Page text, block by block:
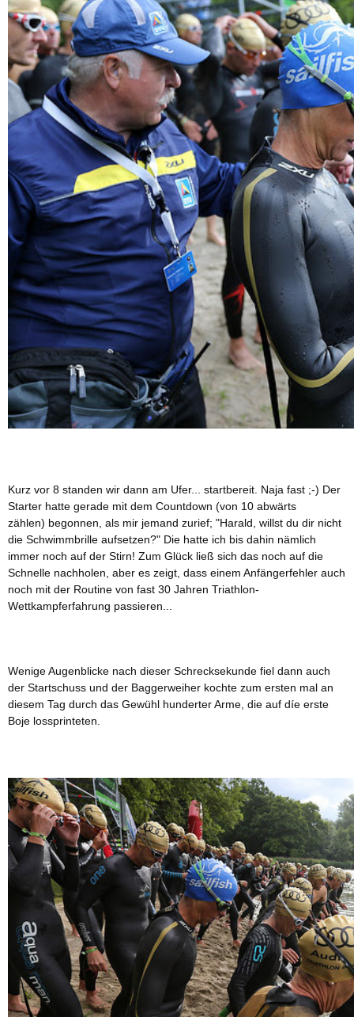
Kurz vor 8 standen wir dann am Ufer... startbereit. Naja fast ;-) Der
Starter hatte gerade mit dem Countdown (von 10 abwärts
zählen) begonnen, als mir jemand zurief; "Harald, willst du dir nicht
die Schwimmbrille aufsetzen?" Die hatte ich bis dahin nämlich
immer noch auf der Stirn! Zum Glück ließ sich das noch auf die
Schnelle nachholen, aber es zeigt, dass einem Anfängerfehler auch
noch mit der Routine von fast 30 Jahren Triathlon-
Wettkampferfahrung passieren...
Wenige Augenblicke nach dieser Schrecksekunde fiel dann auch
der Startschuss und der Baggerweiher kochte zum ersten mal an
diesem Tag durch das Gewühl hunderter Arme, die auf díe erste
Boje lossprinteten.